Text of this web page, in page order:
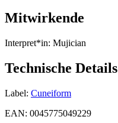
Mitwirkende
Interpret*in: Mujician
Technische Details
Label: Cuneiform
EAN: 0045775049229